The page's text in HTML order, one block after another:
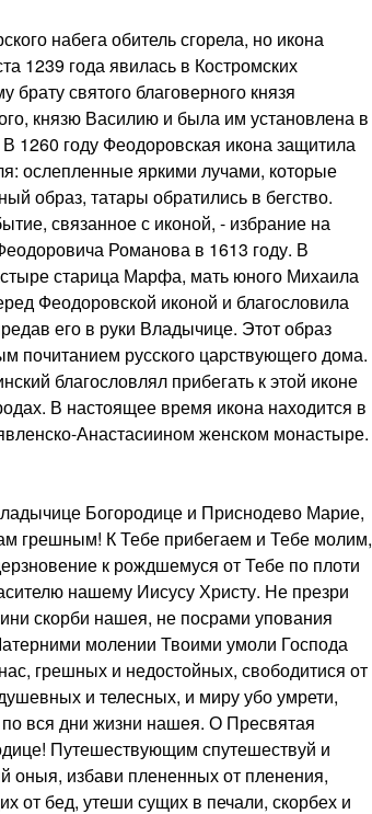
набега обитель сгорела, но икона
1239 года явилась в Костромских
святого благоверного князя
князю Василию и была им установлена в
1260 году Феодоровская икона защитила
ослепленные яркими лучами, которые
образ, татары обратились в бегство.
связанное с иконой, - избрание на
Романова в 1613 году. В
старица Марфа, мать юного Михаила
Феодоровской иконой и благословила
его в руки Владычице. Этот образ
почитанием русского царствующего дома.
благословлял прибегать к этой иконе
В настоящее время икона находится в
Анастасиином женском монастыре.
Богородице и Приснодево Марие,
грешным! К Тебе прибегаем и Тебе молим,
к рождшемуся от Тебе по плоти
нашему Иисусу Христу. Не презри
скорби нашея, не посрами упования
молении Твоими умоли Господа
грешных и недостойных, свободитися от
и телесных, и миру убо умрети,
вся дни жизни нашея. О Пресвятая
Путешествующим спутешествуй и
оныя, избави плененных от пленения,
от бед, утеши сущих в печали, скорбех и